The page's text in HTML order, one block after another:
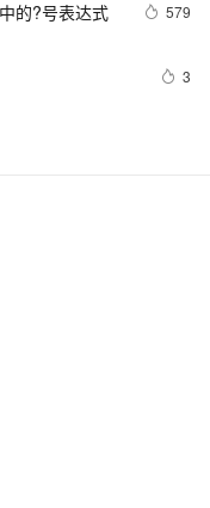
的?号表达式 579
3
具有许多优点